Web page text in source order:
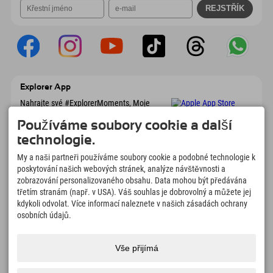
Explorer App
Nahrajte své #ExplorerMoments, Moje
seznamem míst, která chcete navštívit,
přehledem restaurací a mnoha dalšími
věcmi. Stáhněte si hned!
Čas na chvilky objevitelů
166
Horská jezera a
dobrodružné bazény
4.634km
Sjezdovky pro lyžování a
Stezky pro pěší turistiku a
Používáme soubory cookie a další
technologie.
My a naši partneři používáme soubory cookie a podobné technologie k
poskytování našich webových stránek, analýze návštěvnosti a
zobrazování personalizovaného obsahu. Data mohou být předávána
třetím stranám (např. v USA). Váš souhlas je dobrovolný a můžete jej
kdykoli odvolat. Více informací naleznete v našich zásadách ochrany
osobních údajů.
Vše přijímá